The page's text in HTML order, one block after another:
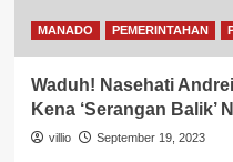
MANADO PEMERINTAHAN
Waduh! Nasehati
Kena ‘Serangan Balik’
villio September 19, 2023